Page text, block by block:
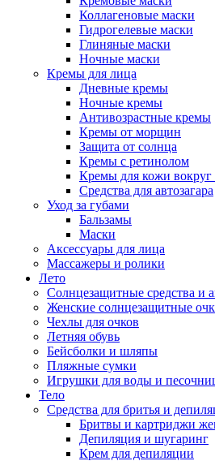
Коллагеновые маски
Гидрогелевые маски
Глиняные маски
Ночные маски
Кремы для лица
Дневные кремы
Ночные кремы
Антивозрастные кремы
Кремы от морщин
Защита от солнца
Кремы с ретинолом
Кремы для кожи вокруг
Средства для автозагара
Уход за губами
Бальзамы
Маски
Аксессуары для лица
Массажеры и ролики
Лето
Солнцезащитные средства и
Женские солнцезащитные
Чехлы для очков
Летняя обувь
Бейсболки и шляпы
Пляжные сумки
Игрушки для воды и
Тело
Средства для бритья и
Бритвы и картриджи
Депиляция и шугаринг
Крем для депиляции